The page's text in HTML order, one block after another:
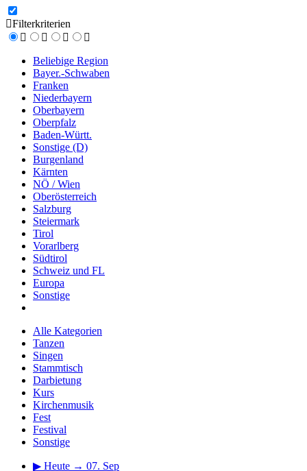
Filterkriterien
Beliebige Region
Bayer.-Schwaben
Franken
Niederbayern
Oberbayern
Oberpfalz
Baden-Württ.
Sonstige (D)
Burgenland
Kärnten
NÖ / Wien
Oberösterreich
Salzburg
Steiermark
Tirol
Vorarlberg
Südtirol
Schweiz und FL
Europa
Sonstige
Alle Kategorien
Tanzen
Singen
Stammtisch
Darbietung
Kurs
Kirchenmusik
Fest
Festival
Sonstige
▶ Heute → 07. Sep